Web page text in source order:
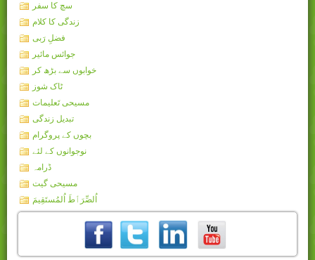
سچ کا سفر
زندگی کا کلام
فضلِ رَبی
جوائس مائیر
خوابوں سے بڑھ کر
ٹاک شوز
مسیحی تَعلیمات
تبدیل زندگی
بچوں کے پروگرام
نوجوانوں کے لئے
ڈرامہ
مسیحی گیت
اُلصِّرَٲطَ اُلمُستَقِيمَ